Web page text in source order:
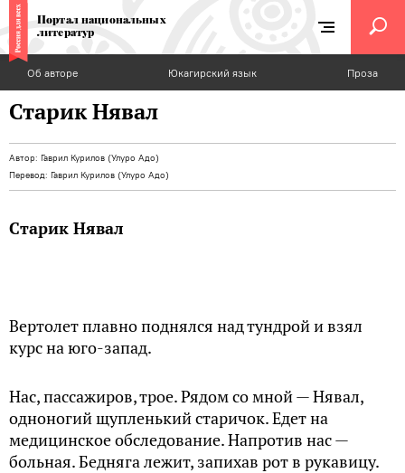
Портал национальных
литератур
Об авторе Юкагирский язык Проза
Старик Нявал
Автор: Гаврил Курилов (Улуро Адо)
Перевод: Гаврил Курилов (Улуро Адо)
Старик Нявал
Вертолет плавно поднялся над тундрой и взял
курс на юго-запад.
Нас, пассажиров, трое. Рядом со мной — Нявал,
одноногий щупленький старичок. Едет на
медицинское обследование. Напротив нас —
больная. Бедняга лежит, запихав рот в рукавицу.